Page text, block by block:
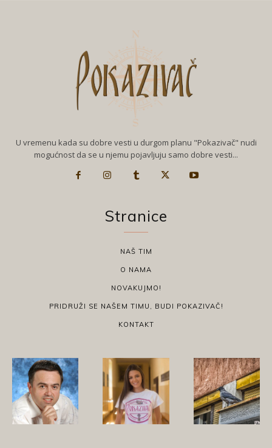
U vremenu kada su dobre vesti u durgom planu "Pokazivač" nudi
mogućnost da se u njemu pojavljuju samo dobre vesti...
Stranice
NAŠ TIM
O NAMA
NOVAKUJMO!
PRIDRUŽI SE NAŠEM TIMU, BUDI POKAZIVAČ!
KONTAKT